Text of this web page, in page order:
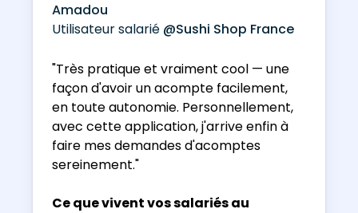
Amadou
Utilisateur salarié @Sushi Shop France
"Très pratique et vraiment cool — une
façon d'avoir un acompte facilement,
en toute autonomie. Personnellement,
avec cette application, j'arrive enfin à
faire mes demandes d'acomptes
sereinement."
Ce que vivent vos salariés au